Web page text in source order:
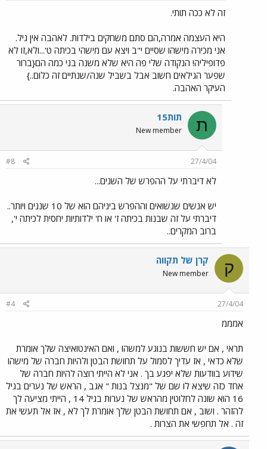
זה לא ככה תותי.
היא העצמה אמרה,הם סתם משחקים בילדות. לאהבה אין גיל.
אני מכירה מישהו שסיים י"ב ויצא עם מישהי בכיתה ט'...ולא,זו לא
פדופיליה! הנקודה שלי פה היא שלא משנה בני כמה הם{ברור
שפער הגילאים חשוב אבל בשביל שנה/שנתיים זה כלום..}
העיקר האהבה.
ת תות15
New member
27/4/04
#8
לא דיברתי על ההפרש של השנים...
יש אנשים שנשואים וההפרש ביניהם הוא של 10 שננים ויותר..
דיברתי על זה שבנות בכיתה ז' או ח' ילדותיות יחסית לכיתה י',
ברוב המקרים..
ק קרן של תקווה
New member
27/4/04
#4
אמממ
תראי , אם יש חששות בנוגע למשהו , ואם האינטואיצה שלך אומרת
שלא כדאי , אז עדיך לסמול על תחושת הבטן ולהיות חברה של מישהו
שידוע בוודעות שלא יפגע בך . אני לא הייתי רוצה להיות חברה של
אחד כזה שיצא לו שם של "מנצל בנות " אגב , הראש של נערים בגיל
16 הוא שונה לחלוטין מהראש של נערות בגיל 14 , הייתי מציעה לך
להזהר . ושוב , אם תחושת הבטן שלך אומרת לך לא , אז אל תעשי את
זה . אל תחפשי את הצרות .